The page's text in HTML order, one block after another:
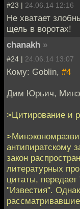
#23 | 24.06.14 12:16
Не хватает
щель в воротах!
chanakh »
#24 | 24.06.14 13:07
Кому: Goblin, #4
Дим Юрьич,
>Цитирование и
антипиратскому
закон
литературных
цитаты,
"Известия".